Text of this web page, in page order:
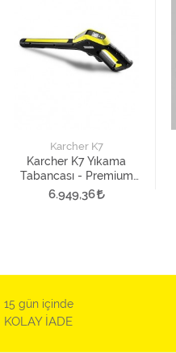
Karcher K7
Karcher K7 Yıkama
Tabancası - Premium
Full Control Plus
6.949,36
15 gün içinde
KOLAY İADE